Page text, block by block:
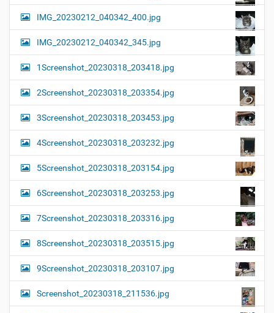
IMG_20230212_040342_400.jpg
IMG_20230212_040342_345.jpg
1Screenshot_20230318_203418.jpg
2Screenshot_20230318_203354.jpg
3Screenshot_20230318_203453.jpg
4Screenshot_20230318_203232.jpg
5Screenshot_20230318_203154.jpg
6Screenshot_20230318_203253.jpg
7Screenshot_20230318_203316.jpg
8Screenshot_20230318_203515.jpg
9Screenshot_20230318_203107.jpg
Screenshot_20230318_211536.jpg